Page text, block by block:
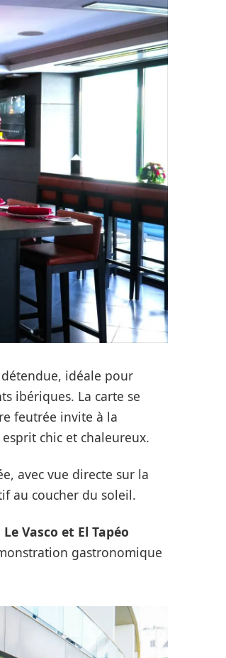
idéale pour
ibériques. La carte se
feutrée invite à la
chic et chaleureux.
avec vue directe sur la
au coucher du soleil.
Le Vasco et El Tapéo
gastronomique